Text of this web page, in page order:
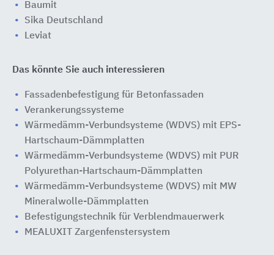
Baumit
Sika Deutschland
Leviat
Das könnte Sie auch interessieren
Fassadenbefestigung für Betonfassaden
Verankerungssysteme
Wärmedämm-Verbundsysteme (WDVS) mit EPS-
Hartschaum-Dämmplatten
Wärmedämm-Verbundsysteme (WDVS) mit PUR
Polyurethan-Hartschaum-Dämmplatten
Wärmedämm-Verbundsysteme (WDVS) mit MW
Mineralwolle-Dämmplatten
Befestigungstechnik für Verblendmauerwerk
MEALUXIT Zargenfenstersystem